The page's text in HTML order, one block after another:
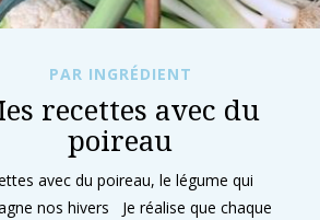
PAR INGRÉDIENT
recettes avec du
poireau
avec du poireau, le légume qui
nos hivers Je réalise que chaque